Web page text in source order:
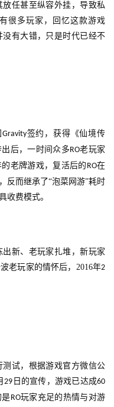
任甚至纵容外挂，导致私
很多玩家，回忆这款游戏
有大错，只是时代已经不
Gravity签约，获得《仙境传
后，一时间众多RO老玩家
的老牌游戏，复活后的 RO在
反而继承了“泡菜网游”耗时
收费模式。
新、老玩家扎堆，新玩家
老玩家的情怀后， 2016年2
试，根据游戏官方微信公
29 日的宣传，游戏已达成60
是RO玩家充足的热情与对游